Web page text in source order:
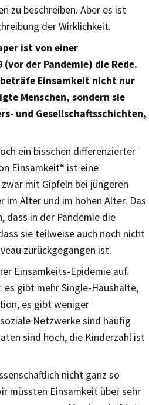
zu beschreiben. Aber es ist
der Wirklichkeit.
ist von einer
der Pandemie) die Rede.
beträfe Einsamkeit nicht nur
Menschen, sondern sie
und Gesellschaftsschichten,
ein bisschen differenzierter
Einsamkeit“ ist eine
mit Gipfeln bei jüngeren
im Alter und im hohen Alter. Das
dass in der Pandemie die
sie teilweise auch noch nicht
zurückgegangen ist.
Einsamkeits-Epidemie auf.
es gibt mehr Single-Haushalte,
es gibt weniger
Netzwerke sind häufig
sind hoch, die Kinderzahl ist
nicht ganz so
müssten Einsamkeit über sehr